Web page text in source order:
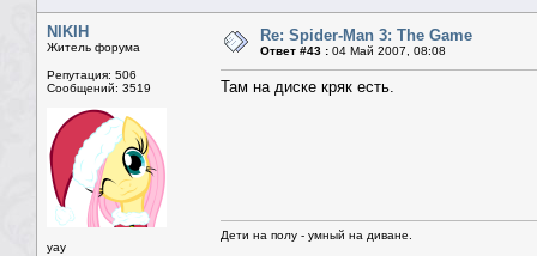
NIKIH
Житель форума
Репутация: 506
Сообщений: 3519
yay
Re: Spider-Man 3: The Game
Ответ #43 : 04 Май 2007, 08:08
Там на диске кряк есть.
Дети на полу - умный на диване.